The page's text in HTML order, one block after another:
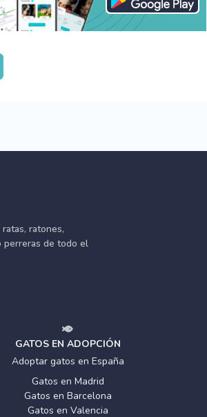
ratones,
perreras de todo el
GATOS EN ADOPCIÓN
Adoptar gatos en España
Gatos en Madrid
Gatos en Barcelona
Gatos en Valencia